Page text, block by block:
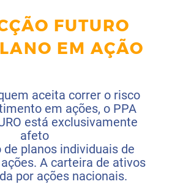
FUTURO
EM AÇÃO
aceita correr o risco
em ações, o PPA
está exclusivamente
afeto
de planos individuais de
A carteira de ativos
por ações nacionais.